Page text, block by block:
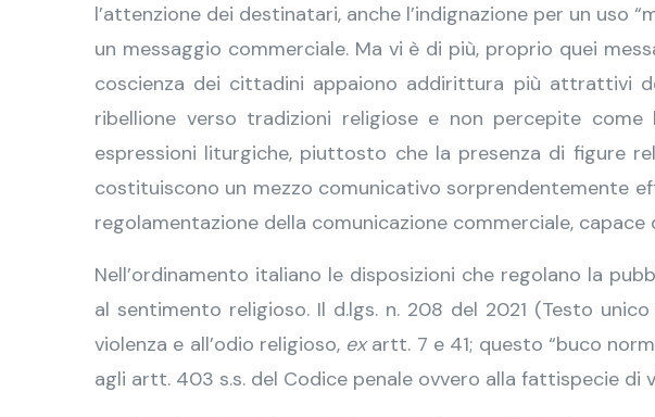
l’attenzione dei destinatari, anche l’indignazione per un
un messaggio commerciale. Ma vi è di più, proprio quei
coscienza dei cittadini appaiono addirittura più attrattivi
ribellione verso tradizioni religiose e non percepite
espressioni liturgiche, piuttosto che la presenza di figure
costituiscono un mezzo comunicativo sorprendentemente
regolamentazione della comunicazione commerciale,
Nell’ordinamento italiano le disposizioni che regolano la
al sentimento religioso. Il d.lgs. n. 208 del 2021 (Testo
violenza e all’odio religioso, exartt. 7 e 41; questo “buco
agli artt. 403 s.s. del Codice penale ovvero alla fattispecie di